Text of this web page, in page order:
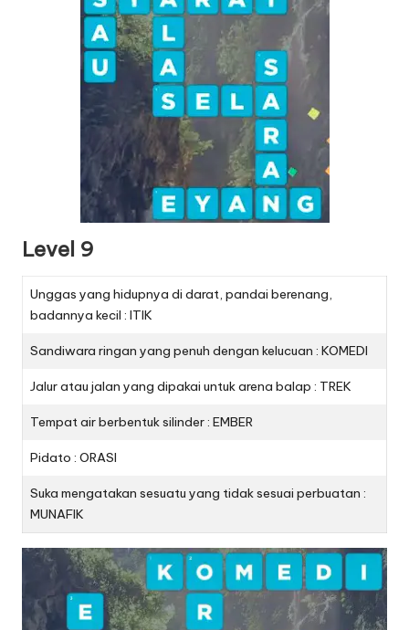
Level 9
Unggas yang hidupnya di darat, pandai berenang,
badannya kecil : ITIK
Sandiwara ringan yang penuh dengan kelucuan : KOMEDI
Jalur atau jalan yang dipakai untuk arena balap : TREK
Tempat air berbentuk silinder : EMBER
Pidato : ORASI
Suka mengatakan sesuatu yang tidak sesuai perbuatan :
MUNAFIK